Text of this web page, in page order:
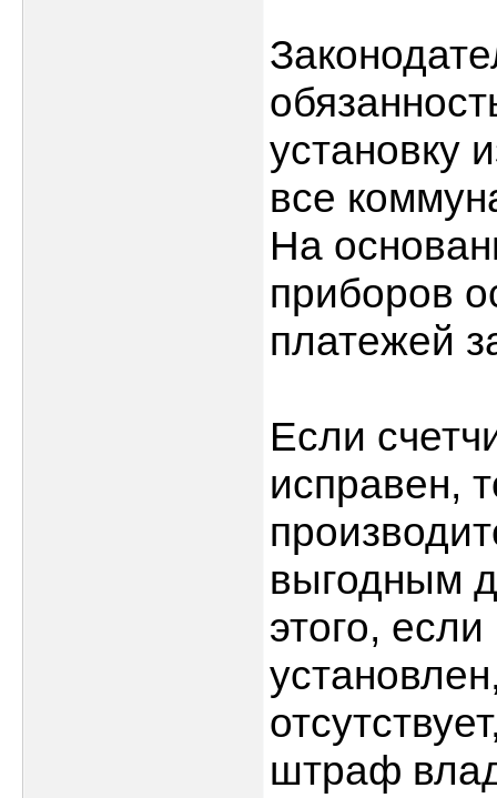
установку
все
На
приборов
платежей
Если
исправен,
выгодным
этого,
штраф